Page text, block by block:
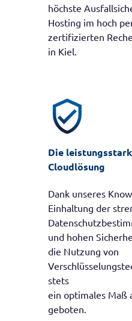
höchste
Hosting im hoch
zertifizierten
in Kiel.
verified_user
Die
Cloudlösung
Dank unseres
Einhaltung der
und hohen
die Nutzung von
stets
ein optimales Maß
geboten.